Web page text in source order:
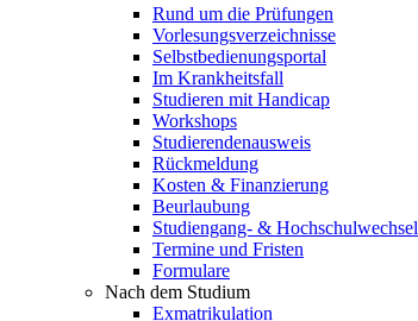
Rund um die Prüfungen
Vorlesungsverzeichnisse
Selbstbedienungsportal
Im Krankheitsfall
Studieren mit Handicap
Workshops
Studierendenausweis
Rückmeldung
Kosten & Finanzierung
Beurlaubung
Studiengang- & Hochschulwechsel
Termine und Fristen
Formulare
Nach dem Studium
Exmatrikulation